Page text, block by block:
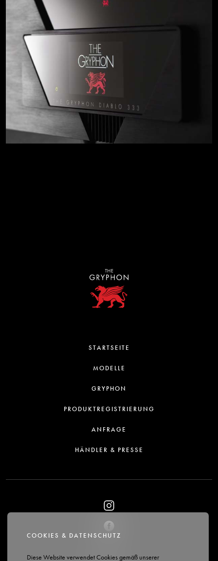
STARTSEITE
MODELLE
GRYPHON
PRODUKTREGISTRIERUNG
ANFRAGE
HÄNDLER & PRESSE
COOKIES & DATENSCHUTZ
Diese Website verwendet Cookies gemäß unserer